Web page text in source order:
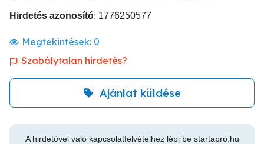
Hirdetés azonosító: 1776250577
Megtekintések: 0
Szabálytalan hirdetés?
Ajánlat küldése
A hirdetővel való kapcsolatfelvételhez lépj be startapró.hu